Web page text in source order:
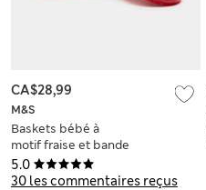
5.0
30 les commentaires reçus
M&S
Baskets bébé à
motif fraise et bande
auto-agrippante
(jusqu’au 18 mois)
CA$28,99